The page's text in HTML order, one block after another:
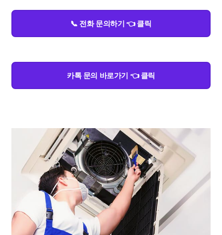
📞 전화 문의하기 👈 클릭
카톡 문의 바로가기 👈 클릭